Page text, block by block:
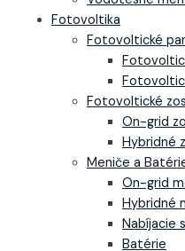
Fotovoltika
Fotovoltické
Fotovoltické
On-grid
Hybridné
Meniče a
On-grid
Hybridné
Nabíjacie
Batérie